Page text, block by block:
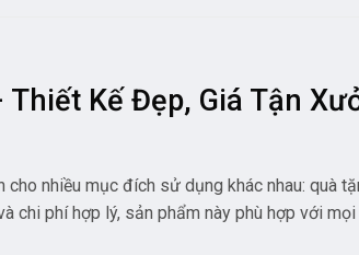
Kế Đẹp, Giá Tận
nhiều mục đích sử dụng khác nhau: quà
chi phí hợp lý, sản phẩm này phù hợp với